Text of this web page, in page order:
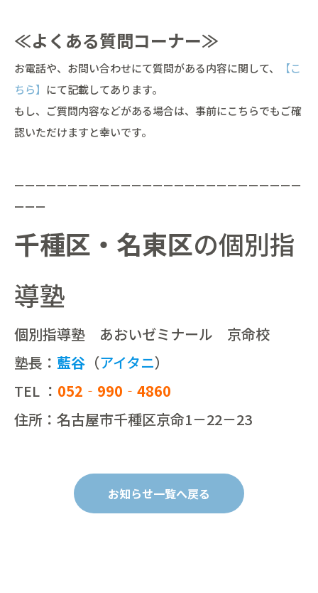
≪よくある質問コーナー≫
お電話や、お問い合わせにて質問がある内容に関して、
【こ
ちら】 にて記載してあります。
もし、ご質問内容などがある場合は、事前にこちらでもご確
認いただけますと幸いです。
ーーーーーーーーーーーーーーーーーーーーーーーーーーー
ーーー
千種区・名東区の個別指
導塾
個別指導塾 あおいゼミナール 京命校
塾長： 藍谷 （アイタニ）
TEL ： 052‐990‐4860
住所：名古屋市千種区京命1－22－23
お知らせ一覧へ戻る